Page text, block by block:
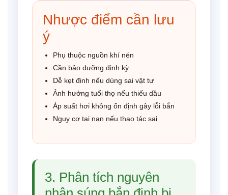
Nhược điểm cần lưu
ý
Phụ thuộc nguồn khí nén
Cần bảo dưỡng định kỳ
Dễ kẹt đinh nếu dùng sai vật tư
Ảnh hưởng tuổi thọ nếu thiếu dầu
Áp suất hơi không ổn định gây lỗi bắn
Nguy cơ tai nạn nếu thao tác sai
3. Phân tích nguyên